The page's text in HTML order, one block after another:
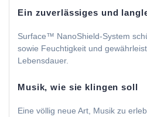
Ein zuverlässiges und
Surface™ NanoShield-System
sowie Feuchtigkeit und
Lebensdauer.
Musik, wie sie klingen soll
Eine völlig neue Art, Musik zu